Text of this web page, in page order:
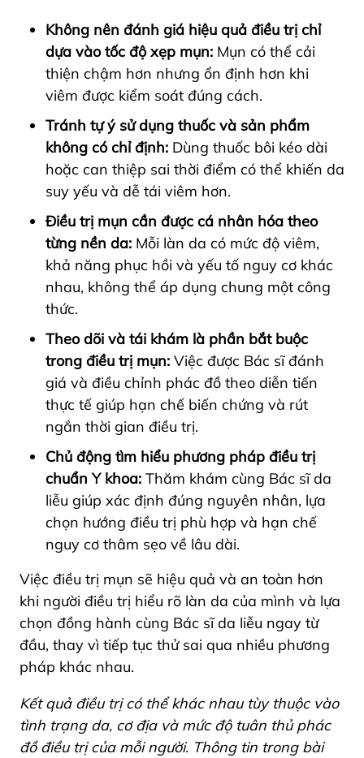
Không nên đánh giá hiệu quả điều trị chỉ
dựa vào tốc độ xẹp mụn: Mụn có thể cải
thiện chậm hơn nhưng ổn định hơn khi
viêm được kiểm soát đúng cách.
Tránh tự ý sử dụng thuốc và sản phẩm
không có chỉ định: Dùng thuốc bôi kéo dài
hoặc can thiệp sai thời điểm có thể khiến da
suy yếu và dễ tái viêm hơn.
Điều trị mụn cần được cá nhân hóa theo
từng nền da: Mỗi làn da có mức độ viêm,
khả năng phục hồi và yếu tố nguy cơ khác
nhau, không thể áp dụng chung một công
thức.
Theo dõi và tái khám là phần bắt buộc
trong điều trị mụn: Việc được Bác sĩ đánh
giá và điều chỉnh phác đồ theo diễn tiến
thực tế giúp hạn chế biến chứng và rút
ngắn thời gian điều trị.
Chủ động tìm hiểu phương pháp điều trị
chuẩn Y khoa: Thăm khám cùng Bác sĩ da
liễu giúp xác định đúng nguyên nhân, lựa
chọn hướng điều trị phù hợp và hạn chế
nguy cơ thâm sẹo về lâu dài.
Việc điều trị mụn sẽ hiệu quả và an toàn hơn
khi người điều trị hiểu rõ làn da của mình và lựa
chọn đồng hành cùng Bác sĩ da liễu ngay từ
đầu, thay vì tiếp tục thử sai qua nhiều phương
pháp khác nhau.
Kết quả điều trị có thể khác nhau tùy thuộc vào
tình trạng da, cơ địa và mức độ tuân thủ phác
đồ điều trị của mỗi người. Thông tin trong bài